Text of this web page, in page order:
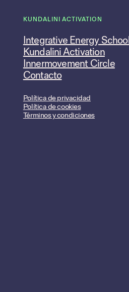
KUNDALINI ACTIVATION
Integrative Energy School
Kundalini Activation
Innermovement Circle
Contacto
Política de privacidad
Política de cookies
Términos y condiciones